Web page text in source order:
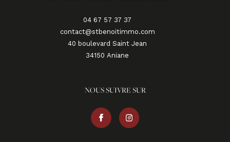
contact@stbenoitimmo.com
40 boulevard Saint Jean
34150
aniane